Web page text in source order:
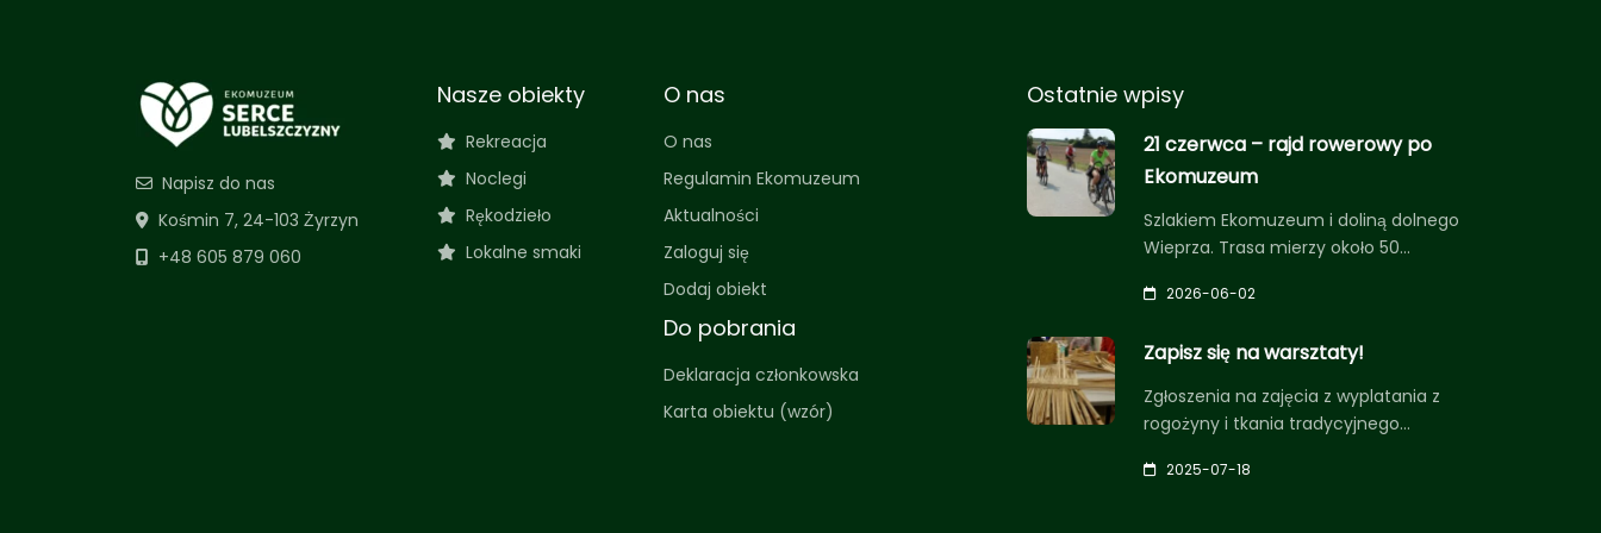
Napisz do nas
Kośmin 7, 24-103 Żyrzyn
+48 605 879 060
Nasze obiekty
Rekreacja
Noclegi
Rękodzieło
Lokalne smaki
O nas
O nas
Regulamin Ekomuzeum
Aktualności
Zaloguj się
Dodaj obiekt
Do pobrania
Deklaracja członkowska
Karta obiektu (wzór)
Ostatnie wpisy
21 czerwca – rajd rowerowy po
Ekomuzeum
Szlakiem Ekomuzeum i doliną dolnego
Wieprza. Trasa mierzy około 50…
2026-06-02
Zapisz się na warsztaty!
Zgłoszenia na zajęcia z wyplatania z
rogożyny i tkania tradycyjnego…
2025-07-18